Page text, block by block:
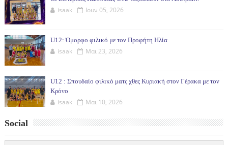
isaak Ιουν 05, 2026
U12: Όμορφο φιλικό με τον Προφήτη Ηλία
isaak Μαι 23, 2026
U12 : Σπουδαίο φιλικό ματς χθες Κυριακή στον Γέρακα με τον
Κρόνο
isaak Μαι 10, 2026
Social